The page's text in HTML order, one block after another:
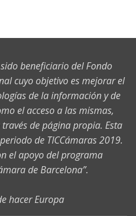
beneficiario del Fondo
cuyo objetivo es mejorar el
de la información y de
el acceso a las mismas,
de página propia. Esta
de TICCámaras 2019.
el apoyo del programa
de Barcelona”.
hacer Europa